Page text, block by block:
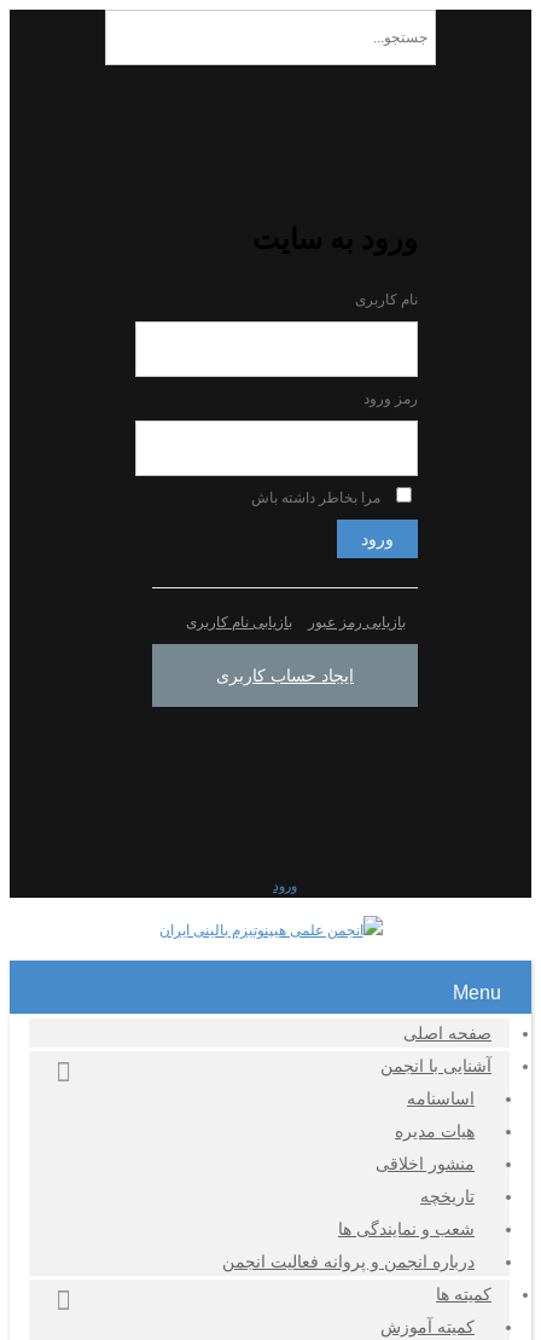
نام کاربری
رمز ورود
مرا بخاطر داشته باش
ورود
بازیابی رمز عبور بازیابی نام کاربری
ایجاد حساب کاربری
ورود
Menu
صفحه اصلی
آشنایی با انجمن
اساسنامه
هیات مدیره
منشور اخلاقی
تاریخچه
شعب و نمایندگی ها
درباره انجمن و پروانه فعالیت انجمن
کمیته ها
کمیته آموزش